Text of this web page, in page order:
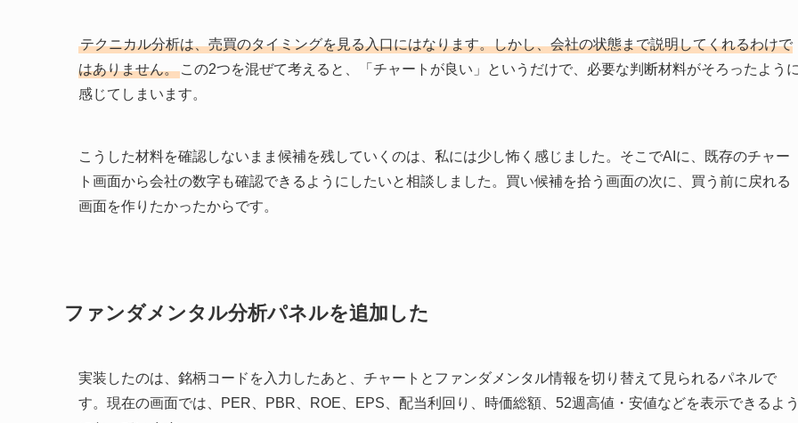
テクニカル分析は、売買のタイミングを見る入口にはなります。しかし、会社の状態まで説明してくれるわけで
はありません。 この2つを混ぜて考えると、「チャートが良い」というだけで、必要な判断材料がそろったよう
感じてしまいます。
こうした材料を確認しないまま候補を残していくのは、私には少し怖く感じました。そこでAIに、既存のチャー
ト画面から会社の数字も確認できるようにしたいと相談しました。買い候補を拾う画面の次に、買う前に戻れる
画面を作りたかったからです。
ファンダメンタル分析パネルを追加した
実装したのは、銘柄コードを入力したあと、チャートとファンダメンタル情報を切り替えて見られるパネルで
す。現在の画面では、PER、PBR、ROE、EPS、配当利回り、時価総額、52週高値・安値などを表示できるよ